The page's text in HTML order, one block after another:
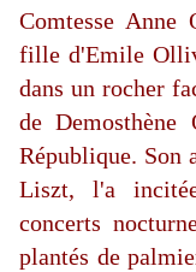
Comtesse
fille d'Emile
dans un rocher
de
République. Son
Liszt, l'a
concerts
plantés de